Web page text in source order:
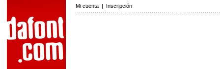
Mi cuenta | Inscripción